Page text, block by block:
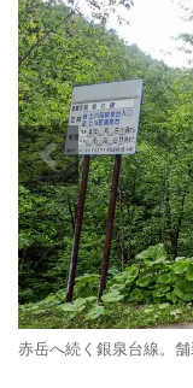
赤岳へ続く銀泉台線。